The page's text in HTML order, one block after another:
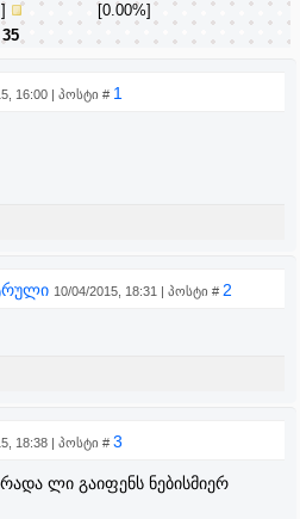
[0.00%]
35
16:00 | პოსტი # 1
10/04/2015, 18:31 | პოსტი # 2
18:38 | პოსტი # 3
ლი გაიფენს ნებისმიერ